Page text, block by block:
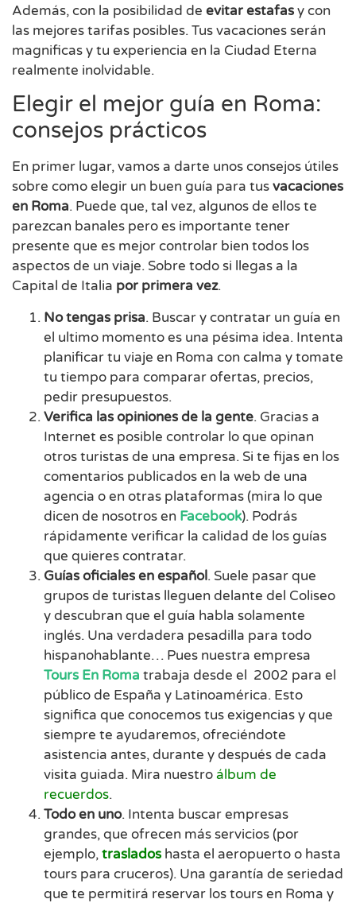
Además, con la posibilidad de evitar estafasy con
las mejores tarifas posibles. Tus vacaciones serán
magnificas y tu experiencia en la Ciudad Eterna
realmente inolvidable.
Elegir el mejor guía en Roma:
consejos prácticos
En primer lugar, vamos a darte unos consejos útiles
sobre como elegir un buen guía para tusvacaciones
en Roma. Puede que, tal vez, algunos de ellos te
parezcan banales pero es importante tener
presente que es mejor controlar bien todos los
aspectos de un viaje. Sobre todo si llegas a la
Capital de Italia por primera vez.
No tengas prisa. Buscar y contratar un guía en
el ultimo momento es una pésima idea. Intenta
planificar tu viaje en Roma con calma y tomate
tu tiempo para comparar ofertas, precios,
pedir presupuestos.
Verifica las opiniones de la gente. Gracias a
Internet es posible controlar lo que opinan
otros turistas de una empresa. Si te fijas en los
comentarios publicados en la web de una
agencia o en otras plataformas (mira lo que
dicen de nosotros en Facebook). Podrás
rápidamente verificar la calidad de los guías
que quieres contratar.
Guías oficiales en español. Suele pasar que
grupos de turistas lleguen delante del Coliseo
y descubran que el guía habla solamente
inglés. Una verdadera pesadilla para todo
hispanohablante… Pues nuestra empresa
Tours En Roma trabaja desde el 2002 para el
público de España y Latinoamérica. Esto
significa que conocemos tus exigencias y que
siempre te ayudaremos, ofreciéndote
asistencia antes, durante y después de cada
visita guiada. Mira nuestroálbum de
recuerdos.
Todo en uno. Intenta buscar empresas
grandes, que ofrecen más servicios (por
ejemplo,traslados hasta el aeropuerto o hasta
tours para cruceros). Una garantía de seriedad
que te permitirá reservar los tours en Roma y